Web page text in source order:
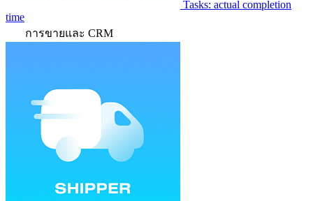
Tasks: actual completion
time
การขายและ CRM